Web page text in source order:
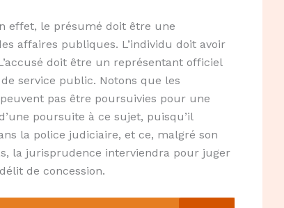
effet, le présumé doit être une
affaires publiques. L’individu doit avoir
doit être un représentant officiel
service public. Notons que les
pas être poursuivies pour une
poursuite à ce sujet, puisqu’il
la police judiciaire, et ce, malgré son
la jurisprudence interviendra pour juger
de concession.